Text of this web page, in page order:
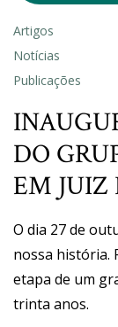
Artigos
Notícias
Publicações
DO
EM JUIZ
O dia 27 de
nossa história.
etapa de um
trinta anos.